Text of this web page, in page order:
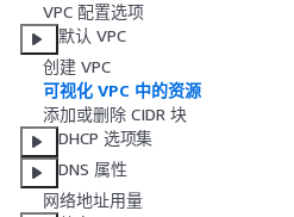
VPC 配置选项
默认 VPC
创建 VPC
可视化 VPC 中的资源
添加或删除 CIDR 块
DHCP 选项集
DNS 属性
网络地址用量